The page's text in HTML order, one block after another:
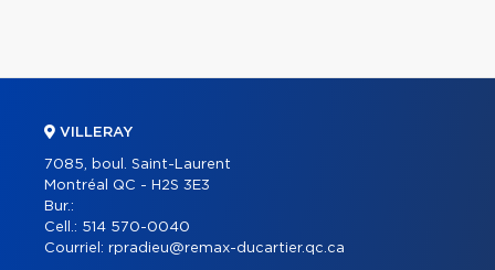
VILLERAY
7085, boul. Saint-Laurent
Montréal QC - H2S 3E3
Bur.:
Cell.: 514 570-0040
Courriel: rpradieu@remax-ducartier.qc.ca